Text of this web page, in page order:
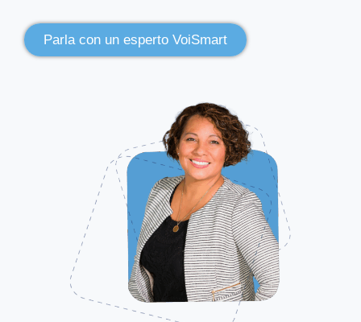
Parla con un esperto VoiSmart